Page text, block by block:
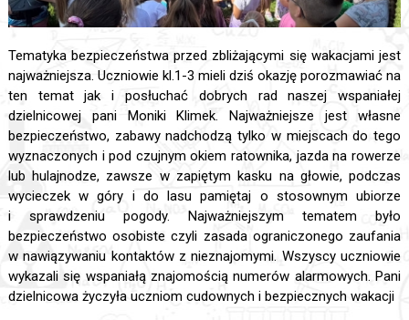
Tematyka bezpieczeństwa przed zbliżającymi się wakacjami jest
najważniejsza. Uczniowie kl.1-3 mieli dziś okazję porozmawiać na
ten temat jak i posłuchać dobrych rad naszej wspaniałej
dzielnicowej pani Moniki Klimek. Najważniejsze jest własne
bezpieczeństwo, zabawy nadchodzą tylko w miejscach do tego
wyznaczonych i pod czujnym okiem ratownika, jazda na rowerze
lub hulajnodze, zawsze w zapiętym kasku na głowie, podczas
wycieczek w góry i do lasu pamiętaj o stosownym ubiorze
i sprawdzeniu pogody. Najważniejszym tematem było
bezpieczeństwo osobiste czyli zasada ograniczonego zaufania
w nawiązywaniu kontaktów z nieznajomymi. Wszyscy uczniowie
wykazali się wspaniałą znajomością numerów alarmowych. Pani
dzielnicowa życzyła uczniom cudownych i bezpiecznych wakacji